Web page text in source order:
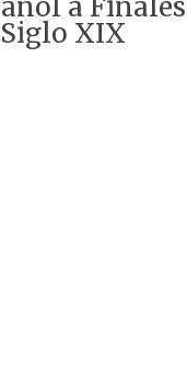
a Finales
XIX